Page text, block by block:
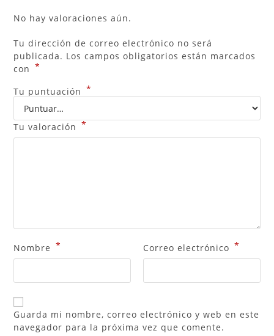
No hay valoraciones aún.
Tu dirección de correo electrónico no será
publicada. Los campos obligatorios están marcados
con *
Tu puntuación *
Tu valoración *
Nombre * Correo electrónico *
Guarda mi nombre, correo electrónico y web en este
navegador para la próxima vez que comente.